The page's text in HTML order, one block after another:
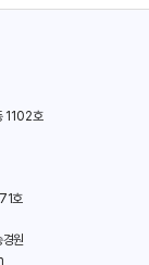
1102호
호
원